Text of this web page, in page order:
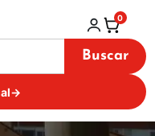
Buscar
→
0